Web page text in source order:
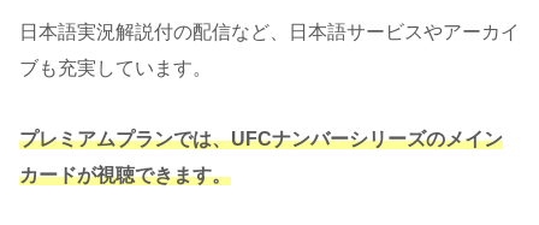
日本語実況解説付の配信など、日本語サービスやアーカイ
ブも充実しています。
プレミアムプランでは、UFCナンバーシリーズのメイン
カードが視聴できます。